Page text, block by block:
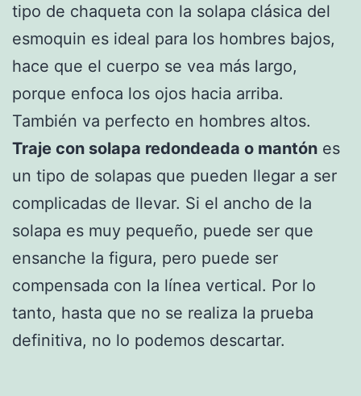
tipo de chaqueta con la solapa clásica del
esmoquin es ideal para los hombres bajos,
hace que el cuerpo se vea más largo,
porque enfoca los ojos hacia arriba.
También va perfecto en hombres altos.
Traje con solapa redondeada o mantón es
un tipo de solapas que pueden llegar a ser
complicadas de llevar. Si el ancho de la
solapa es muy pequeño, puede ser que
ensanche la figura, pero puede ser
compensada con la línea vertical. Por lo
tanto, hasta que no se realiza la prueba
definitiva, no lo podemos descartar.